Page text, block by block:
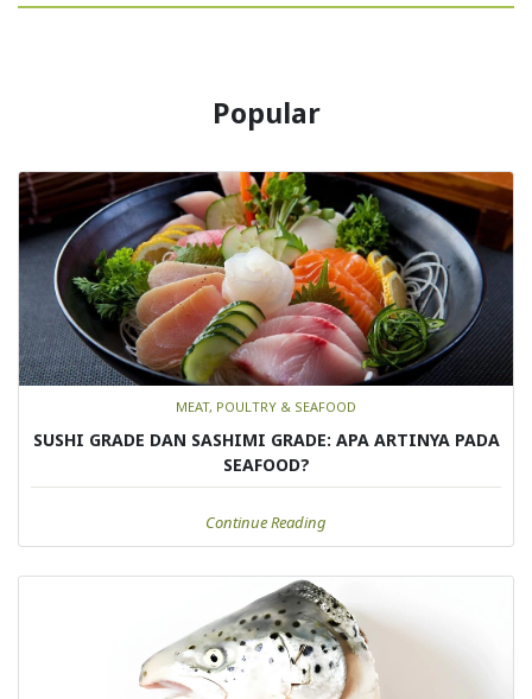
Popular
MEAT, POULTRY & SEAFOOD
SUSHI GRADE DAN SASHIMI GRADE: APA ARTINYA PADA
SEAFOOD?
Continue Reading